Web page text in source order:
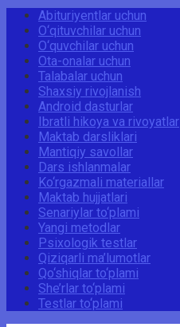
Abituriyentlar uchun
O‘qituvchilar uchun
O‘quvchilar uchun
Ota-onalar uchun
Talabalar uchun
Shaxsiy rivojlanish
Android dasturlar
Ibratli hikoya va rivoyatlar
Maktab darsliklari
Mantiqiy savollar
Dars ishlanmalar
Ko‘rgazmali materiallar
Maktab hujjatlari
Senariylar to‘plami
Yangi metodlar
Psixologik testlar
Qiziqarli ma’lumotlar
Qo‘shiqlar to‘plami
She’rlar to‘plami
Testlar to‘plami